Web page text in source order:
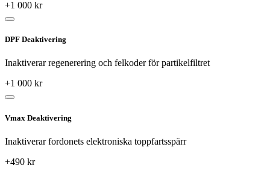
+1 000 kr
DPF Deaktivering
Inaktiverar regenerering och felkoder för partikelfiltret
+1 000 kr
Vmax Deaktivering
Inaktiverar fordonets elektroniska toppfartsspärr
+490 kr